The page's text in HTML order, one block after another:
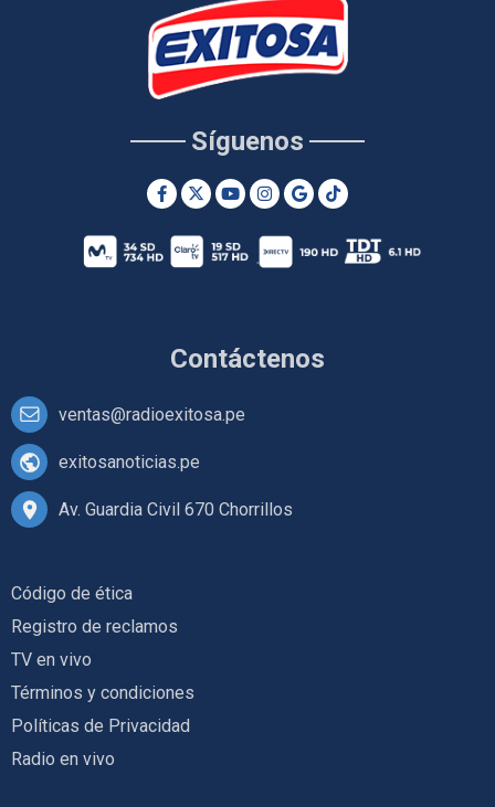
Contáctenos
ventas@radioexitosa.pe
exitosanoticias.pe
Av. Guardia Civil 670 Chorrillos
Síguenos
Código de ética
Registro de reclamos
TV en vivo
Términos y condiciones
Políticas de Privacidad
Radio en vivo